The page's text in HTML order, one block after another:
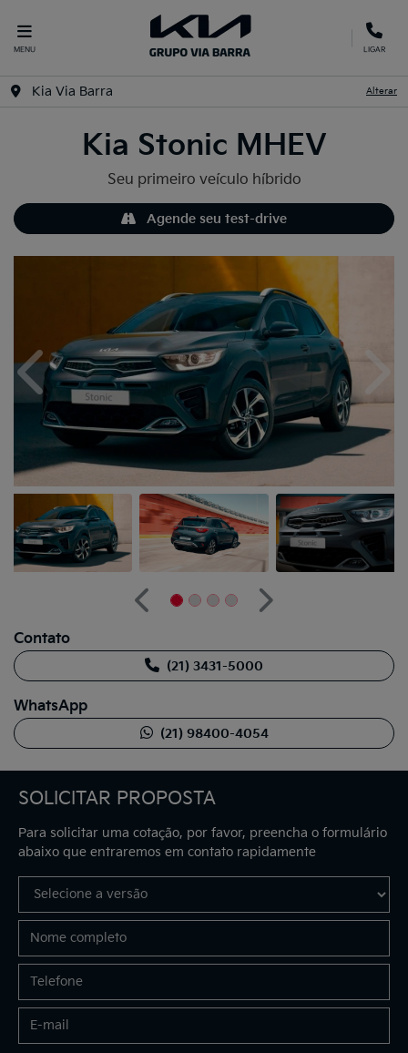
MENU LIGAR
Kia Via Barra Alterar
Kia Stonic MHEV
Seu primeiro veículo híbrido
Agende seu test-drive
SOLICITAR PROPOSTA
Para solicitar uma cotação, por favor, preencha o formulário
abaixo que entraremos em contato rapidamente
Anterior
Anterior
Próximo
Contato
(21) 3431-5000
WhatsApp
(21) 98400-4054